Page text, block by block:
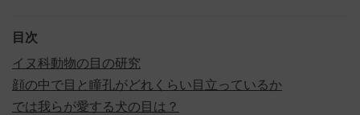
目次
イヌ科動物の目の研究
顔の中で目と瞳孔がどれくらい目立っているか
では我らが愛する犬の目は？